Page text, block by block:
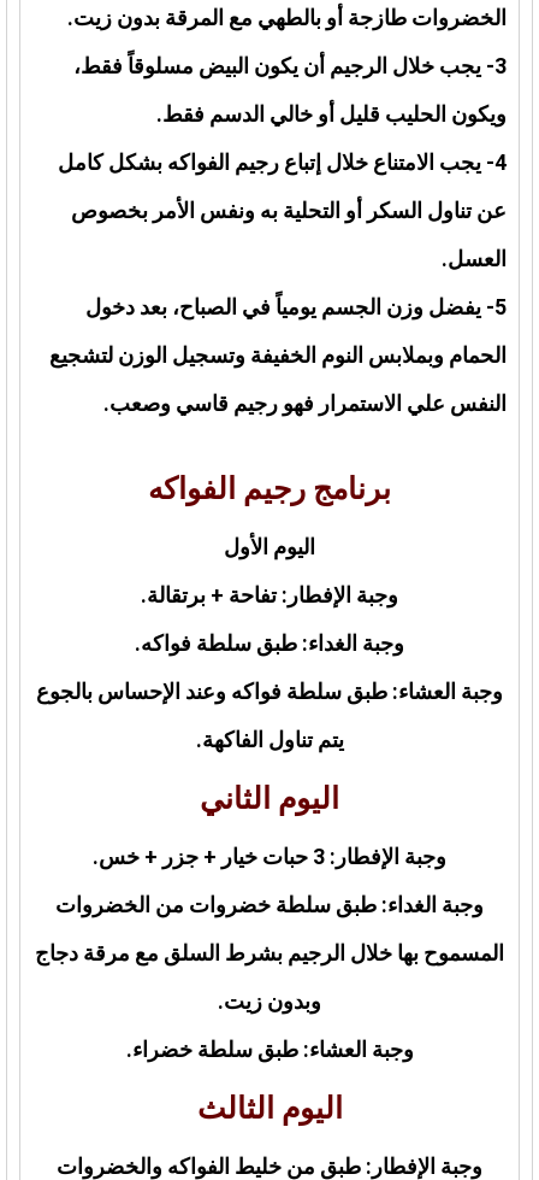
الخضروات طازجة أو بالطهي مع المرقة بدون زيت.
3- يجب خلال الرجيم أن يكون البيض مسلوقاً فقط،
ويكون الحليب قليل أو خالي الدسم فقط.
4- يجب الامتناع خلال إتباع رجيم الفواكه بشكل كامل
عن تناول السكر أو التحلية به ونفس الأمر بخصوص
العسل.
5- يفضل وزن الجسم يومياً في الصباح، بعد دخول
الحمام وبملابس النوم الخفيفة وتسجيل الوزن لتشجيع
النفس علي الاستمرار فهو رجيم قاسي وصعب.
برنامج رجيم الفواكه
اليوم الأول
وجبة الإفطار: تفاحة + برتقالة.
وجبة الغداء: طبق سلطة فواكه.
وجبة العشاء: طبق سلطة فواكه وعند الإحساس بالجوع
يتم تناول الفاكهة.
اليوم الثاني
وجبة الإفطار: 3 حبات خيار + جزر + خس.
وجبة الغداء: طبق سلطة خضروات من الخضروات
المسموح بها خلال الرجيم بشرط السلق مع مرقة دجاج
وبدون زيت.
وجبة العشاء: طبق سلطة خضراء.
اليوم الثالث
وجبة الإفطار: طبق من خليط الفواكه والخضروات